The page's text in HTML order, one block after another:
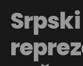
Srpski